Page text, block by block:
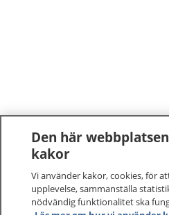
1177–tryggt om
Den här
kakor
Vi använder kakor, cookies, för
upplevelse, sammanställa
nödvändig funktionalitet ska